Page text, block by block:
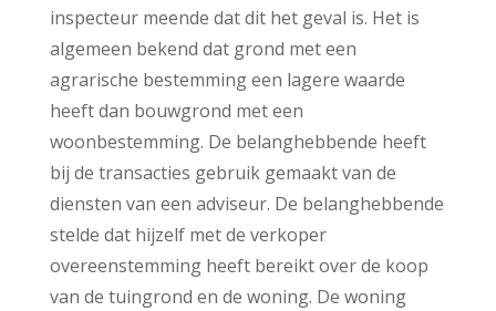
inspecteur meende dat dit het geval is. Het is
algemeen bekend dat grond met een
agrarische bestemming een lagere waarde
heeft dan bouwgrond met een
woonbestemming. De belanghebbende heeft
bij de transacties gebruik gemaakt van de
diensten van een adviseur. De belanghebbende
stelde dat hijzelf met de verkoper
overeenstemming heeft bereikt over de koop
van de tuingrond en de woning. De woning